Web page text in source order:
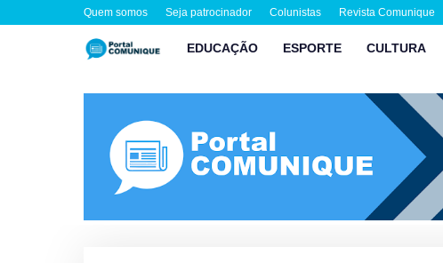
Quem somos Seja patrocinador Colunistas Revista Comunique
EDUCAÇÃO ESPORTE CULTURA